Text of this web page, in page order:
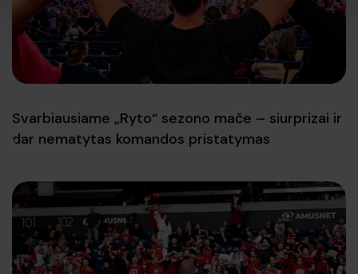
Svarbiausiame „Ryto“ sezono mače – siurprizai ir
dar nematytas komandos pristatymas